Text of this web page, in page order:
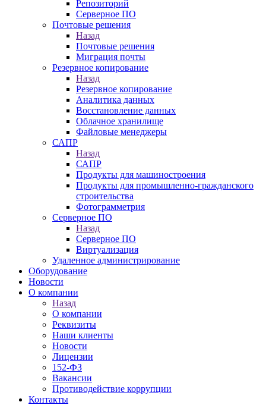
Репозиторий
Серверное ПО
Почтовые решения
Назад
Почтовые решения
Миграция почты
Резервное копирование
Назад
Резервное копирование
Аналитика данных
Восстановление данных
Облачное хранилище
Файловые менеджеры
САПР
Назад
САПР
Продукты для машиностроения
Продукты для промышленно-гражданского
строительства
Фотограмметрия
Серверное ПО
Назад
Серверное ПО
Виртуализация
Удаленное администрирование
Оборудование
Новости
О компании
Назад
О компании
Реквизиты
Наши клиенты
Новости
Лицензии
152-ФЗ
Вакансии
Противодействие коррупции
Контакты